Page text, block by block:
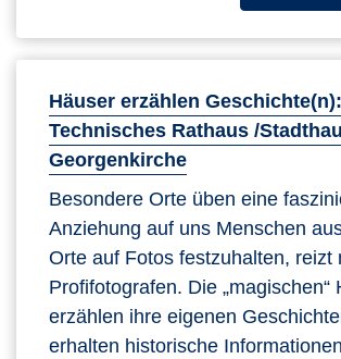
Häuser erzählen Geschichte(n):
Technisches Rathaus /
Georgenkirche
Besondere Orte üben eine
Anziehung auf uns Menschen
Orte auf Fotos festzuhalten, reizt
Profifotografen. Die „magischen“
erzählen ihre eigenen
erhalten historische